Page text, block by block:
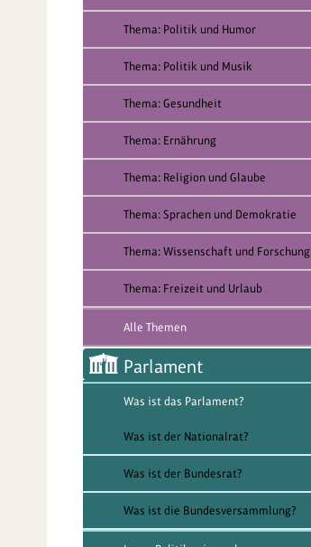
Thema: Politik und Humor
Thema: Politik und Musik
Thema: Gesundheit
Thema: Ernährung
Thema: Religion und Glaube
Thema: Sprachen und Demokratie
Thema: Wissenschaft und Forschung
Thema: Freizeit und Urlaub
Alle Themen
Parlament
Was ist das Parlament?
Was ist der Nationalrat?
Was ist der Bundesrat?
Was ist die Bundesversammlung?